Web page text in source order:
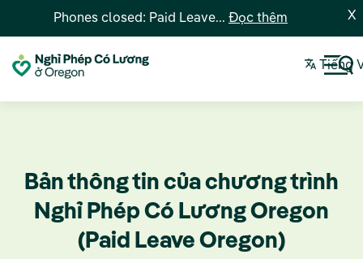
Phones closed: Paid Leave... Đọc thêm X
Tiếng
Bản thông tin của chương trình
Nghỉ Phép Có Lương Oregon
(Paid Leave Oregon)